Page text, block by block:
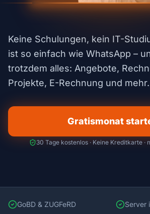
Keine Schulungen, kein IT-
ist so einfach wie WhatsApp –
trotzdem alles: Angebote,
Projekte, E-Rechnung und mehr.
Gratismonat
30 Tage kostenlos · Keine Kreditkarte ·
GoBD & ZUGFeRD
Server